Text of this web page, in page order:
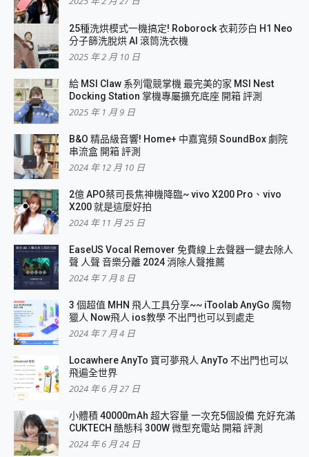
25種洗烘模式一機搞定! Roborock 衣莉莎白 H1 Neo
分子篩洗脫烘 AI 滾筒洗衣機
2025 年 2 月 10 日
給 MSI Claw 系列電競掌機 最完美的家 MSI Nest
Docking Station 掌機專屬擴充底座 開箱 評測
2025 年 1 月 9 日
B&O 精品級音響! Home+ 中嘉寬頻 SoundBox 劇院
串流盒 開箱 評測
2024 年 12 月 10 日
2億 APO蔡司長焦神機降臨~ vivo X200 Pro、vivo
X200 就是這麼好拍
2024 年 11 月 25 日
EaseUS Vocal Remover 免費線上去聲器一鍵去除人
聲 人聲 音樂分離 2024 消除人聲推薦
2024 年 7 月 8 日
3 個超值 MHN 飛人工具分享~~ iToolab AnyGo 魔物
獵人 Now飛人 ios教學 不出門也可以到處走
2024 年 7 月 4 日
Locawhere AnyTo 寶可夢飛人 AnyTo 不出門也可以
飛遍全世界
2024 年 6 月 27 日
小體積 40000mAh 超大容量 一次充5個設備 充好充滿
CUKTECH 酷態科 300W 微型充電站 開箱 評測
2024 年 6 月 24 日